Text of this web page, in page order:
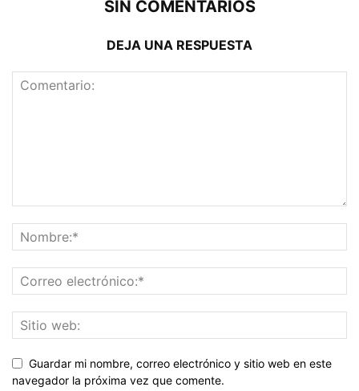
SIN COMENTARIOS
DEJA UNA RESPUESTA
Guardar mi nombre, correo electrónico y sitio web en este
navegador la próxima vez que comente.